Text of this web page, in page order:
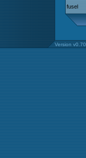
fusel
Version v0.70